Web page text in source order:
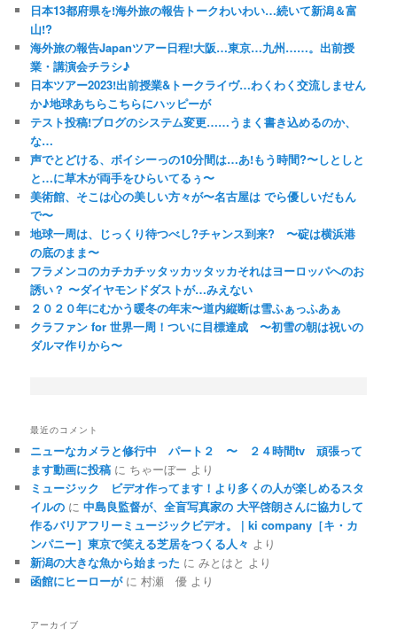
日本13都府県を!海外旅の報告トークわいわい…続いて新潟＆富
山!?
海外旅の報告Japanツアー日程!大阪…東京…九州……。出前授
業・講演会チラシ♪
日本ツアー2023!出前授業&トークライヴ…わくわく交流しません
か♪地球あちらこちらにハッピーが
テスト投稿!ブログのシステム変更……うまく書き込めるのか、
な…
声でとどける、ボイシーっの10分間は…あ!もう時間?〜しとしと
と…に草木が両手をひらいてるぅ〜
美術館、そこは心の美しい方々が〜名古屋は でら優しいだもん
で〜
地球一周は、じっくり待つべし?チャンス到来? 〜碇は横浜港
の底のまま〜
フラメンコのカチカチッタッカッタッカそれはヨーロッパへのお
誘い？ 〜ダイヤモンドダストが…みえない
２０２０年にむかう暖冬の年末〜道内縦断は雪ふぁっふあぁ
クラファン for 世界一周！ついに目標達成 〜初雪の朝は祝いの
ダルマ作りから〜
最近のコメント
ニューなカメラと修行中 パート２ 〜 ２４時間tv 頑張って
ます動画に投稿 に ちゃーぼー より
ミュージック ビデオ作ってます！より多くの人が楽しめるスタ
イルの に中島良監督が、全盲写真家の 大平啓朗さんに協力して
作るバリアフリーミュージックビデオ。 | ki company［キ・カ
ンパニー］東京で笑える芝居をつくる人々 より
新潟の大きな魚から始まった にみとはと より
函館にヒーローがに村瀬 優 より
アーカイブ